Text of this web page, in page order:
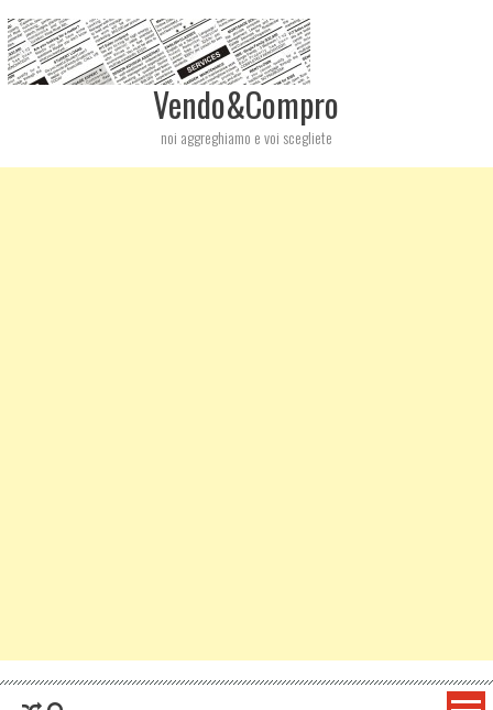
Vendo&Compro
noi aggreghiamo e voi scegliete